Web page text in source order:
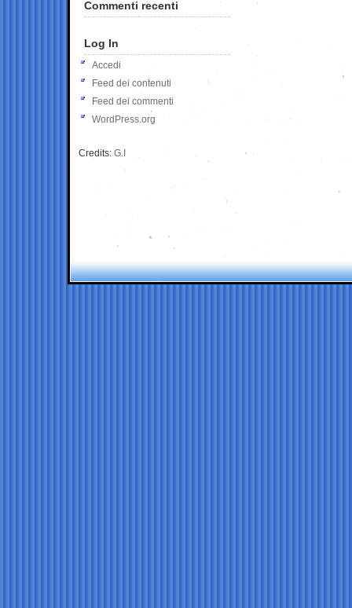
Commenti recenti
Log In
Accedi
Feed dei contenuti
Feed dei commenti
WordPress.org
Credits: G.I